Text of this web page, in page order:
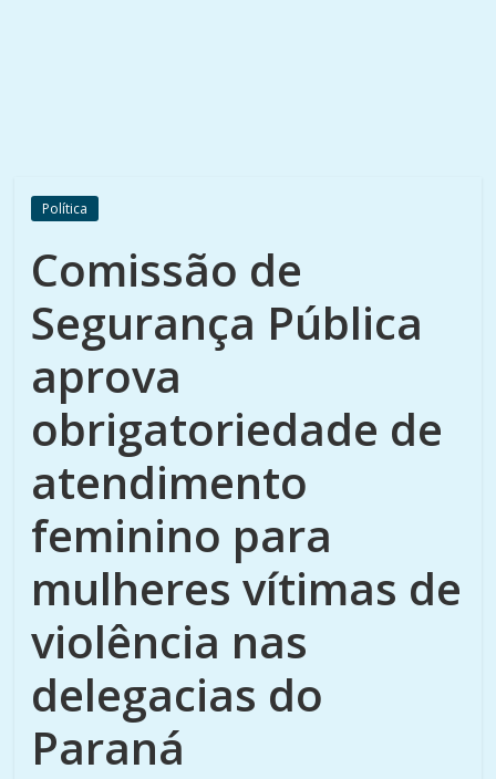
Política
Comissão de
Segurança Pública
aprova
obrigatoriedade de
atendimento
feminino para
mulheres vítimas de
violência nas
delegacias do
Paraná